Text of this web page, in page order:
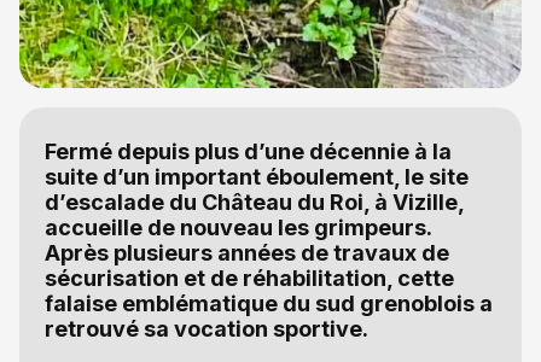
Fermé depuis plus d’une décennie à la
suite d’un important éboulement, le site
d’escalade du Château du Roi, à Vizille,
accueille de nouveau les grimpeurs.
Après plusieurs années de travaux de
sécurisation et de réhabilitation, cette
falaise emblématique du sud grenoblois a
retrouvé sa vocation sportive.